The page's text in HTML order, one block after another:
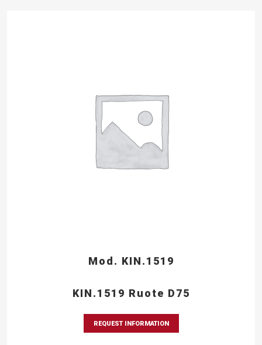
Mod. KIN.1519
KIN.1519 Ruote D75
REQUEST INFORMATION